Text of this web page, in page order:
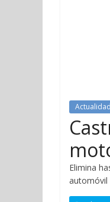
Elimina
automóvil